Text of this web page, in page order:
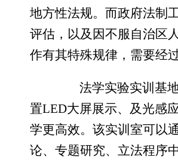
地方性法规。而政府法制
评估，以及因不服自治区
作有其特殊规律，需要经
法学实验实训基
置LED大屏展示、及光感
学更高效。该实训室可以
论、专题研究、立法程序